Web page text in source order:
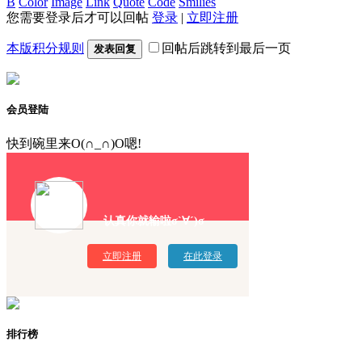
您需要登录后才可以回帖 登录 | 立即注册
本版积分规则 发表回复 回帖后跳转到最后一页
会员登陆
快到碗里来O(∩_∩)O嗯!
认真你就输啦σ`∀´)σ
立即注册 在此登录
排行榜